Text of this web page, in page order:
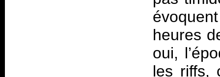
heures
oui,
les riffs,